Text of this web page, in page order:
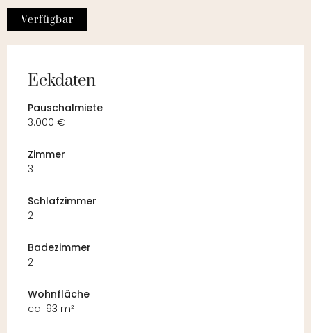
Verfügbar
Eckdaten
Pauschalmiete
3.000 €
Zimmer
3
Schlafzimmer
2
Badezimmer
2
Wohnfläche
ca. 93 m²